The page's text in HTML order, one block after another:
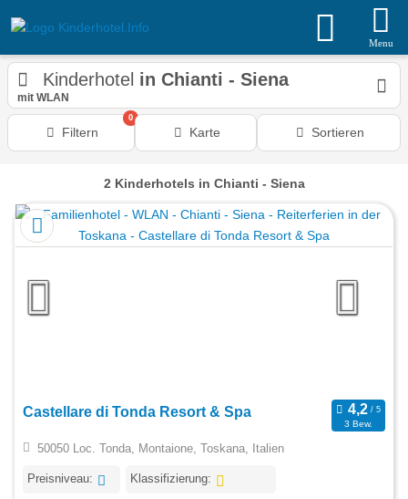
Menu
Kinderhotel in Chianti - Siena
mit WLAN
Filtern
0
Karte Sortieren
2 Kinderhotels in Chianti - Siena
Castellare di Tonda Resort & Spa
3 Bew.
50050 Loc. Tonda, Montaione, Toskana, Italien
Preisniveau: Klassifizierung: